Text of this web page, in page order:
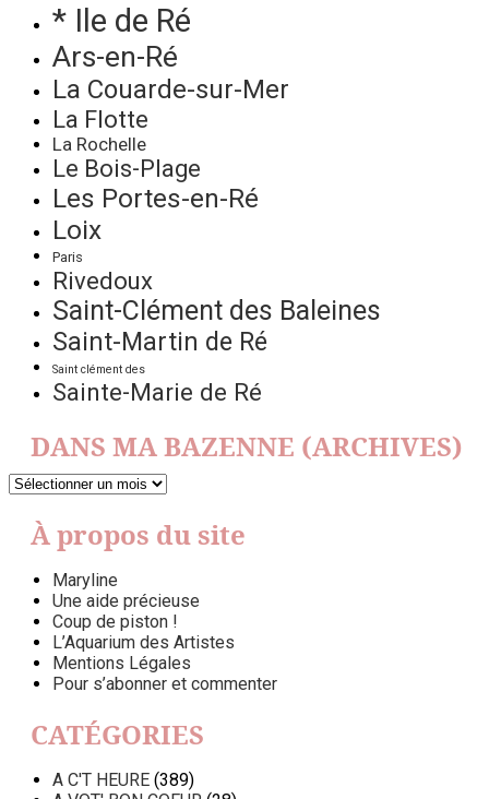
* Ile de Ré
Ars-en-Ré
La Couarde-sur-Mer
La Flotte
La Rochelle
Le Bois-Plage
Les Portes-en-Ré
Loix
Paris
Rivedoux
Saint-Clément des Baleines
Saint-Martin de Ré
Saint clément des
Sainte-Marie de Ré
DANS MA BAZENNE (ARCHIVES)
DANS
BAZENNE
(ARCHIVES)
À propos du site
Maryline
Une aide précieuse
Coup de piston !
L’Aquarium des Artistes
Mentions Légales
Pour s’abonner et commenter
CATÉGORIES
A C'T HEURE (389)